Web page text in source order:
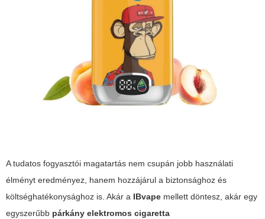
A tudatos fogyasztói magatartás nem csupán jobb használati
élményt eredményez, hanem hozzájárul a biztonsághoz és
költséghatékonysághoz is. Akár a IBvape mellett döntesz, akár egy
egyszerűbb párkány elektromos cigaretta